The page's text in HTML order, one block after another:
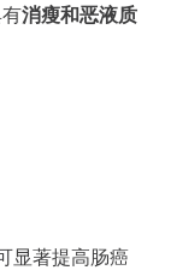
有消瘦和恶液质
显著提高肠癌